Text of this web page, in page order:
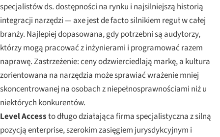
specjalistów ds. dostępności na rynku i najsilniejszą historią
integracji narzędzi — axe jest de facto silnikiem reguł w całej
branży. Najlepiej dopasowana, gdy potrzebni są audytorzy,
którzy mogą pracować z inżynierami i programować razem
naprawę. Zastrzeżenie: ceny odzwierciedlają markę, a kultura
zorientowana na narzędzia może sprawiać wrażenie mniej
skoncentrowanej na osobach z niepełnosprawnościami niż u
niektórych konkurentów.
Level Accessto długo działająca firma specjalistyczna z silną
pozycją enterprise, szerokim zasięgiem jurysdykcyjnym i